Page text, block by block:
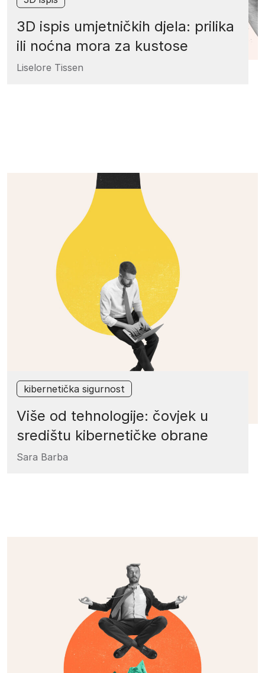
3D ispis umjetničkih djela: prilika
ili noćna mora za kustose
Liselore Tissen
kibernetička sigurnost
Više od tehnologije: čovjek u
središtu kibernetičke obrane
Sara Barba